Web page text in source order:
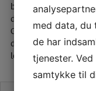
bidrager til en mere
du syr tøj,
Coverlocker give dig
dine syvisioner og
lethed.
med data, du
de har
tjenester.
samtykke til